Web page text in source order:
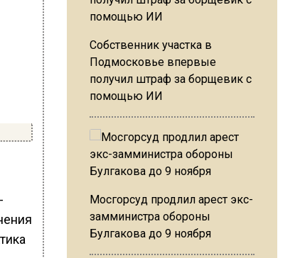
Собственник участка в
Подмосковье впервые
получил штраф за борщевик с
помощью ИИ
Мосгорсуд продлил арест экс-
замминистра обороны
Булгакова до 9 ноября